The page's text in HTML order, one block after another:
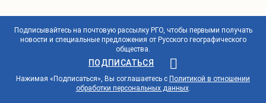
Подписывайтесь на почтовую рассылку РГО, чтобы первыми получать
новости и специальные предложения от Русского географического
общества.
ПОДПИСАТЬСЯ
Нажимая «Подписаться», Вы соглашаетесь с Политикой в отношении
обработки персональных данных.